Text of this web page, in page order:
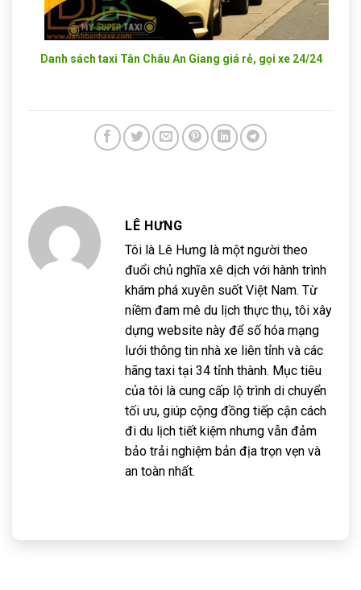
Danh sách taxi Tân Châu An Giang giá rẻ, gọi xe 24/24
LÊ HƯNG
Tôi là Lê Hưng là một người theo
đuổi chủ nghĩa xê dịch với hành trình
khám phá xuyên suốt Việt Nam. Từ
niềm đam mê du lịch thực thụ, tôi xây
dựng website này để số hóa mạng
lưới thông tin nhà xe liên tỉnh và các
hãng taxi tại 34 tỉnh thành. Mục tiêu
của tôi là cung cấp lộ trình di chuyển
tối ưu, giúp cộng đồng tiếp cận cách
đi du lịch tiết kiệm nhưng vẫn đảm
bảo trải nghiệm bản địa trọn vẹn và
an toàn nhất.